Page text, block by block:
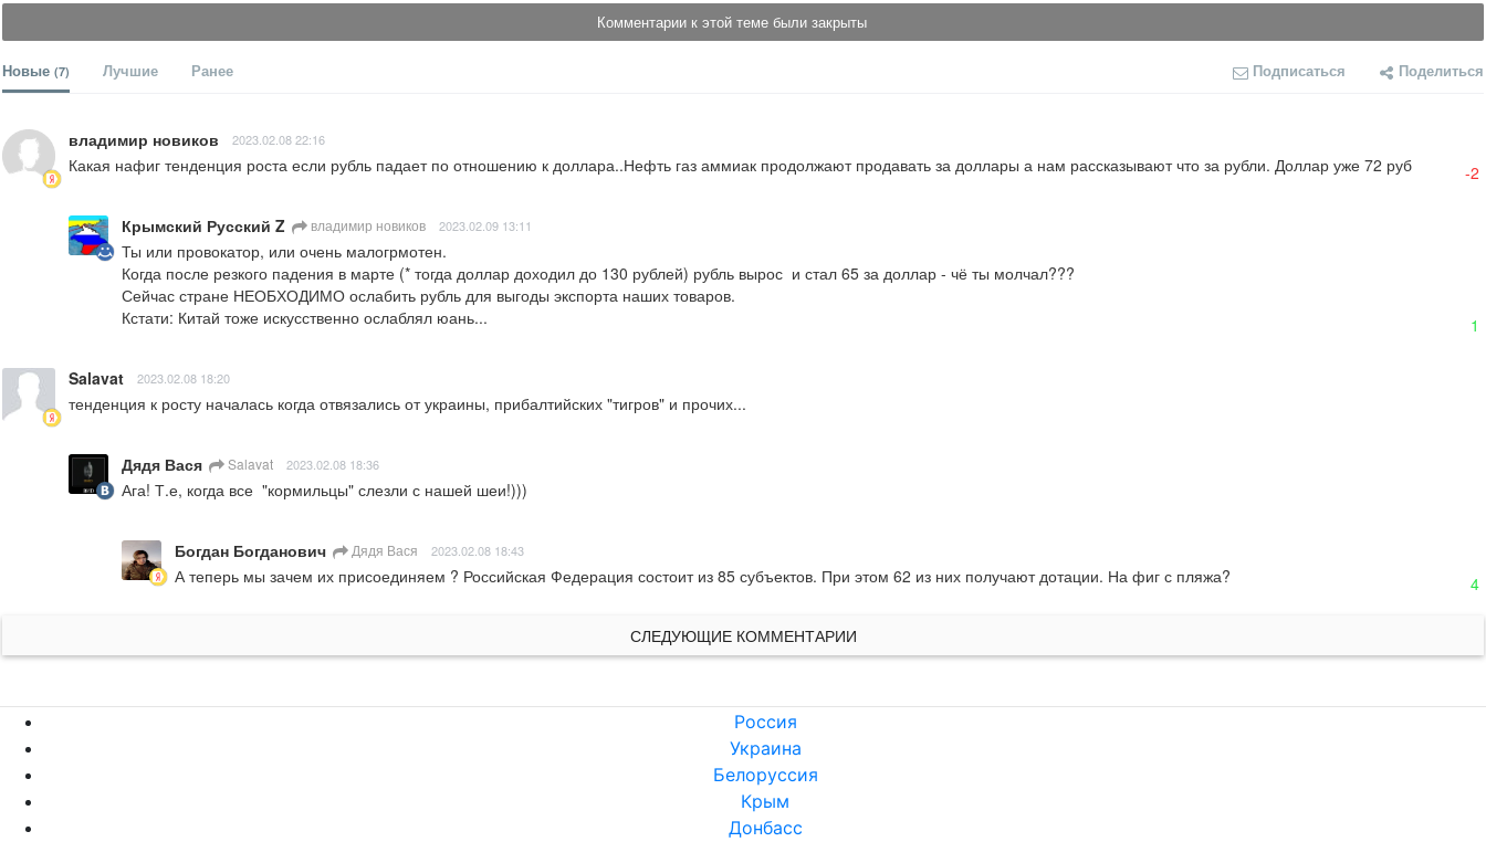
Комментарии к этой теме были закрыты
Новые (7) Лучшие Ранее Подписаться Поделиться
владимир новиков 2023.02.08 22:16
Какая нафиг тенденция роста если рубль падает по отношению к доллара..Нефть газ аммиак продолжают продавать за доллары а нам рассказывают что за рубли. Доллар уже 72 руб -2
Крымский Русский Z владимир новиков 2023.02.09 13:11
Ты или провокатор, или очень малогрмотен.
Когда после резкого падения в марте (* тогда доллар доходил до 130 рублей) рубль вырос  и стал 65 за доллар - чё ты молчал???
Сейчас стране НЕОБХОДИМО ослабить рубль для выгоды экспорта наших товаров.
Кстати: Китай тоже искусственно ослаблял юань...
1
Salavat 2023.02.08 18:20
тенденция к росту началась когда отвязались от украины, прибалтийских "тигров" и прочих...
Дядя Вася Salavat 2023.02.08 18:36
Ага! Т.е, когда все  "кормильцы" слезли с нашей шеи!)))
Богдан Богданович Дядя Вася 2023.02.08 18:43
А теперь мы зачем их присоединяем ? Российская Федерация состоит из 85 субъектов. При этом 62 из них получают дотации. На фиг с пляжа? 4
СЛЕДУЮЩИЕ КОММЕНТАРИИ
Россия
Украина
Белоруссия
Крым
Донбасс